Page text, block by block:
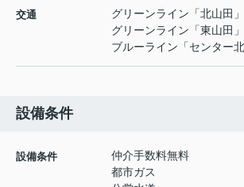
交通 グリーンライン 「北山田
グリーンライン 「東山田
ブルーライン 「センター北
設備条件
設備条件
仲介手数料無料
都市ガス